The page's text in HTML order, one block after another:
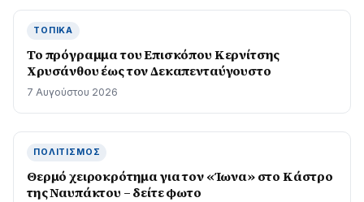
ΤΟΠΙΚΆ
Το πρόγραμμα του Επισκόπου Κερνίτσης
Χρυσάνθου έως τον Δεκαπενταύγουστο
7 Αυγούστου 2026
ΠΟΛΙΤΙΣΜΌΣ
Θερμό χειροκρότημα για τον «Ίωνα» στο Κάστρο
της Ναυπάκτου – δείτε φωτο